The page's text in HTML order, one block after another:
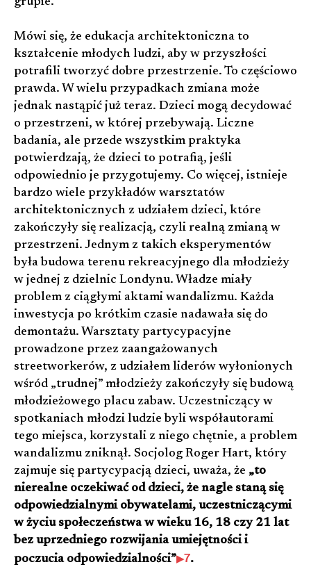
Mówi się, że edukacja architektoniczna to
kształcenie młodych ludzi, aby w przyszłości
potrafili tworzyć dobre przestrzenie. To częściowo
prawda. W wielu przypadkach zmiana może
jednak nastąpić już teraz. Dzieci mogą decydować
o przestrzeni, w której przebywają. Liczne
badania, ale przede wszystkim praktyka
potwierdzają, że dzieci to potrafią, jeśli
odpowiednio je przygotujemy. Co więcej, istnieje
bardzo wiele przykładów warsztatów
architektonicznych z udziałem dzieci, które
zakończyły się realizacją, czyli realną zmianą w
przestrzeni. Jednym z takich eksperymentów
była budowa terenu rekreacyjnego dla młodzieży
w jednej z dzielnic Londynu. Władze miały
problem z ciągłymi aktami wandalizmu. Każda
inwestycja po krótkim czasie nadawała się do
demontażu. Warsztaty partycypacyjne
prowadzone przez zaangażowanych
streetworkerów, z udziałem liderów wyłonionych
wśród „trudnej” młodzieży zakończyły się budową
młodzieżowego placu zabaw. Uczestniczący w
spotkaniach młodzi ludzie byli współautorami
tego miejsca, korzystali z niego chętnie, a problem
wandalizmu zniknął. Socjolog Roger Hart, który
zajmuje się partycypacją dzieci, uważa, że „to
nierealne oczekiwać od dzieci, że nagle staną się
odpowiedzialnymi obywatelami, uczestniczącymi
w życiu społeczeństwa w wieku 16, 18 czy 21 lat
bez uprzedniego rozwijania umiejętności i
poczucia odpowiedzialności”
7.